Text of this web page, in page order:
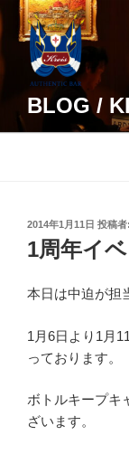
コ
BLOG /
投
稿
日:
2014年1月11日 投稿者:
1周年イ
本日は中迫が担
1月6日より1月
っております。
ボトルキープキ
ざいます。